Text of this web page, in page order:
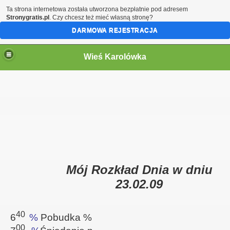
Wieś Karolówka
Mój Rozkład Dnia w dniu
23.02.09
640 % Pobudka %
00
Ta strona internetowa została utworzona bezpłatnie pod adresem
Stronygratis.pl . Czy chcesz też mieć własną stronę?
DARMOWA REJESTRACJA